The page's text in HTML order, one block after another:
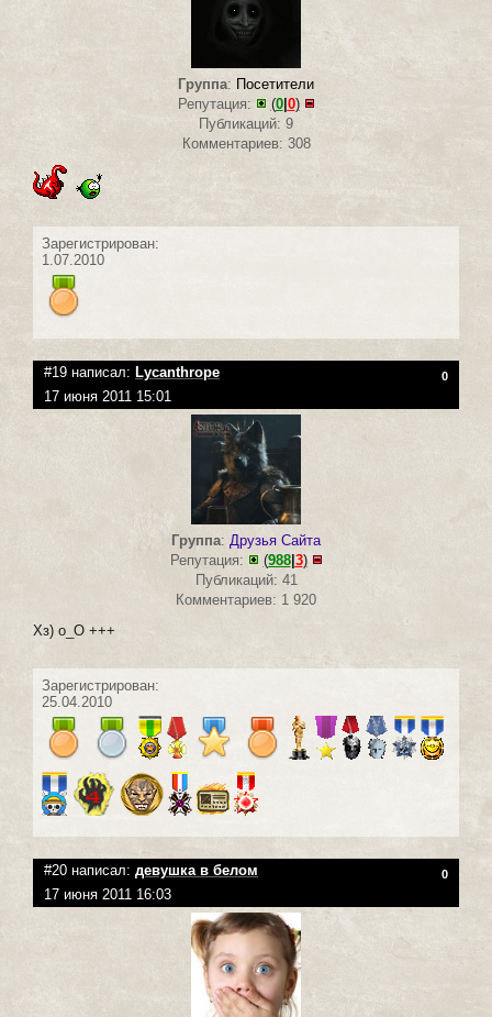
Группа: Посетители
Репутация:
(0| 0)
Публикаций: 9
Комментариев: 308
Зарегистрирован:
1.07.2010
#19 написал: Lycanthrope 0
17 июня 2011 15:01
Группа: Друзья Сайта
Репутация:
(988| 3)
Публикаций: 41
Комментариев: 1 920
Хз) о_О +++
Зарегистрирован:
25.04.2010
#20 написал: девушка в белом 0
17 июня 2011 16:03